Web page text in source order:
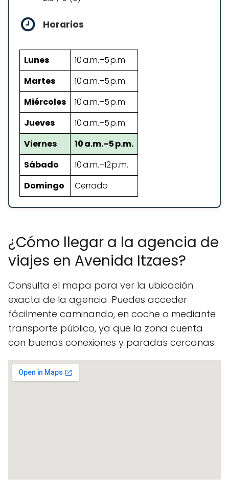
Horarios
Lunes
10 a.m.–5 p.m.
Martes
10 a.m.–5 p.m.
Miércoles
10 a.m.–5 p.m.
Jueves
10 a.m.–5 p.m.
Viernes
10 a.m.–5 p.m.
Sábado
10 a.m.–12 p.m.
Domingo
Cerrado
¿Cómo llegar a la agencia de
viajes en Avenida Itzaes?
Consulta el mapa para ver la ubicación
exacta de la agencia. Puedes acceder
fácilmente caminando, en coche o mediante
transporte público, ya que la zona cuenta
con buenas conexiones y paradas cercanas.